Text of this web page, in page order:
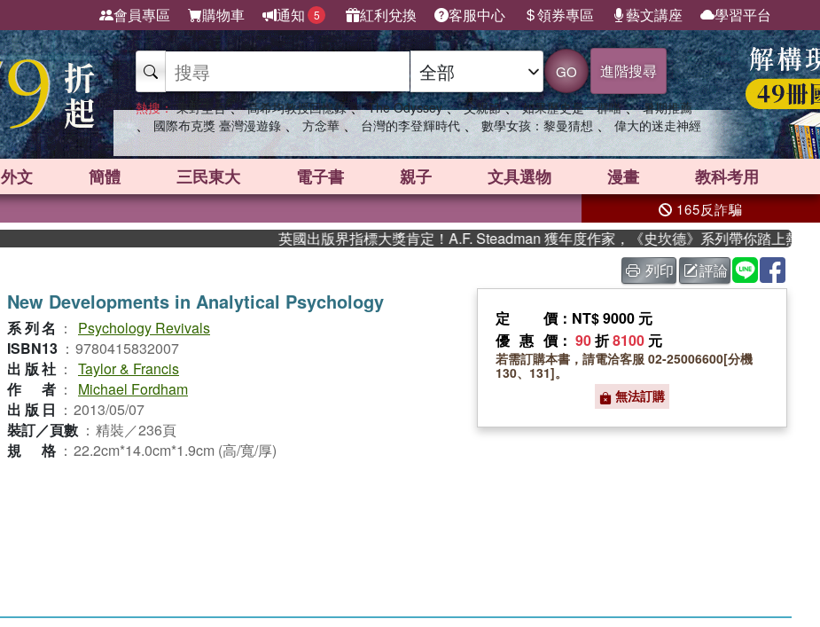
會員專區 購物車 通知 5 紅利兌換 客服中心 領券專區 藝文講座 學習平台
GO 進階搜尋
熱搜： 東野圭吾 、 高希均教授回憶錄 、 The Odyssey 、 父親節 、 如果歷史是一群喵 、 暑期推薦
、 國際布克獎 臺灣漫遊錄 、 方念華 、 台灣的李登輝時代 、 數學女孩：黎曼猜想 、 偉大的迷走神經
外文 簡體 三民東大 電子書 親子 文具選物 漫畫 教科考用
165反詐騙
英國出版界指標大獎肯定！A.F. Steadman 獲年度作家，《史坎德》系列帶你踏上熱血奇幻
列印 評論
New Developments in Analytical Psychology
系列名 ：
Psychology Revivals
ISBN13 ： 9780415832007
出版社 ： Taylor & Francis
作者 ：
Michael Fordham
出版日 ： 2013/05/07
裝訂／頁數 ： 精裝／236頁
規格 ： 22.2cm*14.0cm*1.9cm (高/寬/厚)
定價 ：NT$ 9000 元
優惠價 ： 90折8100 元
若需訂購本書，請電洽客服 02-25006600[分機
130、131]。
無法訂購